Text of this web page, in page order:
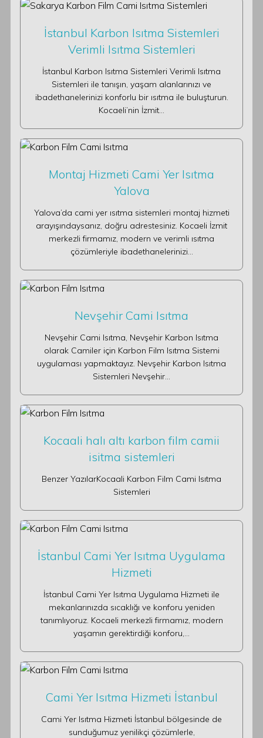
İstanbul Karbon Isıtma Sistemleri
Verimli Isıtma Sistemleri
İstanbul Karbon Isıtma Sistemleri Verimli Isıtma
Sistemleri ile tanışın, yaşam alanlarınızı ve
ibadethanelerinizi konforlu bir ısıtma ile buluşturun.
Kocaeli’nin İzmit…
Montaj Hizmeti Cami Yer Isıtma
Yalova
Yalova’da cami yer ısıtma sistemleri montaj hizmeti
arayışındaysanız, doğru adrestesiniz. Kocaeli İzmit
merkezli firmamız, modern ve verimli ısıtma
çözümleriyle ibadethanelerinizi…
Nevşehir Cami Isıtma
Nevşehir Cami Isıtma, Nevşehir Karbon Isıtma
olarak Camiler için Karbon Film Isıtma Sistemi
uygulaması yapmaktayız. Nevşehir Karbon Isıtma
Sistemleri Nevşehir…
Kocaali halı altı karbon film camii
isitma sistemleri
Benzer YazılarKocaali Karbon Film Cami Isıtma
Sistemleri
İstanbul Cami Yer Isıtma Uygulama
Hizmeti
İstanbul Cami Yer Isıtma Uygulama Hizmeti ile
mekanlarınızda sıcaklığı ve konforu yeniden
tanımlıyoruz. Kocaeli merkezli firmamız, modern
yaşamın gerektirdiği konforu,…
Cami Yer Isıtma Hizmeti İstanbul
Cami Yer Isıtma Hizmeti İstanbul bölgesinde de
sunduğumuz yenilikçi çözümlerle,